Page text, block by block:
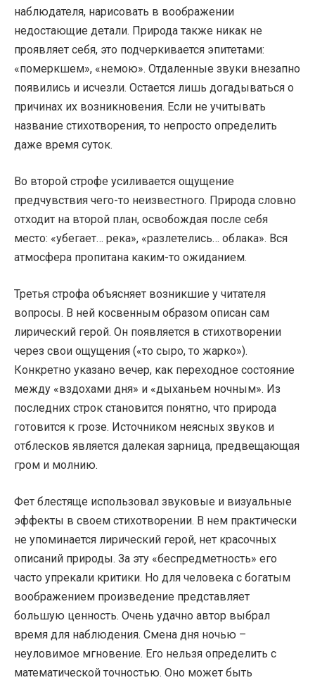
наблюдателя, нарисовать в воображении
недостающие детали. Природа также никак не
проявляет себя, это подчеркивается эпитетами:
«померкшем», «немою». Отдаленные звуки внезапно
появились и исчезли. Остается лишь догадываться о
причинах их возникновения. Если не учитывать
название стихотворения, то непросто определить
даже время суток.
Во второй строфе усиливается ощущение
предчувствия чего-то неизвестного. Природа словно
отходит на второй план, освобождая после себя
место: «убегает… река», «разлетелись… облака». Вся
атмосфера пропитана каким-то ожиданием.
Третья строфа объясняет возникшие у читателя
вопросы. В ней косвенным образом описан сам
лирический герой. Он появляется в стихотворении
через свои ощущения («то сыро, то жарко»).
Конкретно указано вечер, как переходное состояние
между «вздохами дня» и «дыханьем ночным». Из
последних строк становится понятно, что природа
готовится к грозе. Источником неясных звуков и
отблесков является далекая зарница, предвещающая
гром и молнию.
Фет блестяще использовал звуковые и визуальные
эффекты в своем стихотворении. В нем практически
не упоминается лирический герой, нет красочных
описаний природы. За эту «беспредметность» его
часто упрекали критики. Но для человека с богатым
воображением произведение представляет
большую ценность. Очень удачно автор выбрал
время для наблюдения. Смена дня ночью –
неуловимое мгновение. Его нельзя определить с
математической точностью. Оно может быть